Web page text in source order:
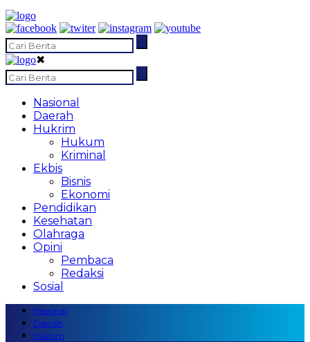
✖
Nasional
Daerah
Hukrim
Hukum
Kriminal
Ekbis
Bisnis
Ekonomi
Pendidikan
Kesehatan
Olahraga
Opini
Pembaca
Redaksi
Sosial
Nasional
Daerah
Hukrim